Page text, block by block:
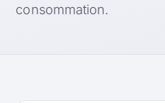
consommation.